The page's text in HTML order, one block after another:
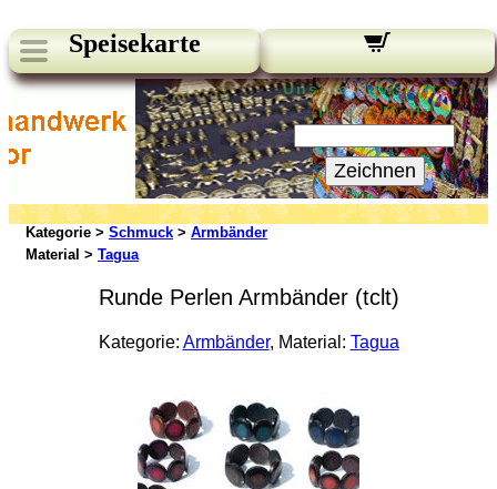
Speisekarte
Unsere Newsletter:
Ihre E-Mail:
Zeichnen
Kategorie > Schmuck > Armbänder
Material > Tagua
Runde Perlen Armbänder (tclt)
Kategorie: Armbänder, Material: Tagua